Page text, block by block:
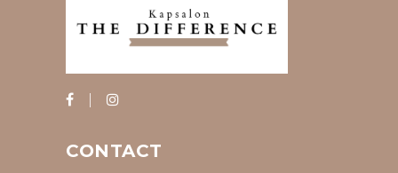
CONTACT